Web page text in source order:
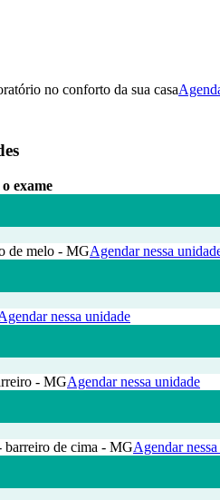
no conforto da sua casa
exame
de melo - MGAgendar nessa
nessa unidade
- MGAgendar nessa unidade
barreiro de cima - MGAgendar